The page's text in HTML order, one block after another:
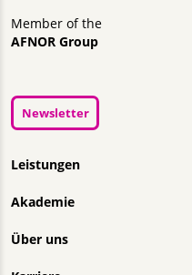
Member of the
AFNOR Group
Navigation überspringen
Leistungen
Akademie
Über uns
Newsletter